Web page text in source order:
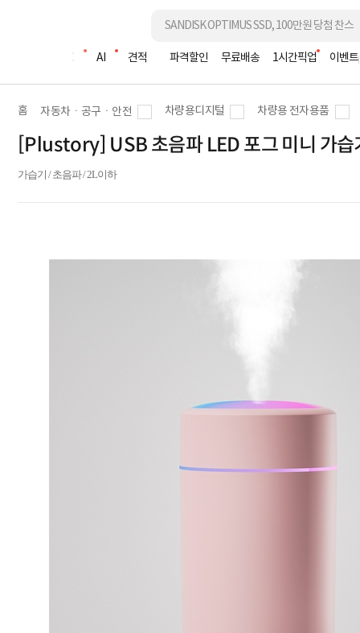
조립PC AI 견적 파격할인 무료배송 1시간픽업 이벤트
홈 자동차ㆍ공구ㆍ안전 차량용디지털 차량용 전자용품
[Plustory] USB 초음파 LED 포그 미니 가
가습기 / 초음파 / 2L이하